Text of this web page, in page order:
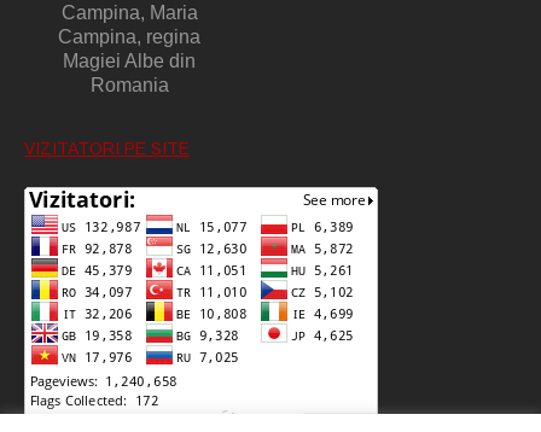
Campina, Maria
Campina, regina
Magiei Albe din
Romania
VIZITATORI PE SITE